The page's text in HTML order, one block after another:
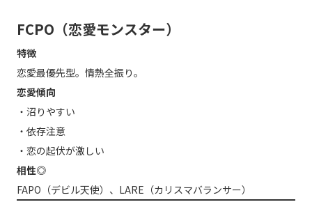
FCPO（恋愛モンスター）
特徴
恋愛最優先型。情熱全振り。
恋愛傾向
・沼りやすい
・依存注意
・恋の起伏が激しい
相性◎
FAPO（デビル天使）、LARE（カリスマバランサー）